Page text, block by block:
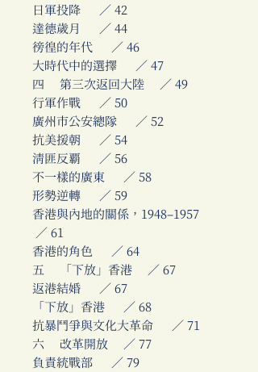
日軍投降 ／ 42
達德歲月 ／ 44
徬徨的年代 ／ 46
大時代中的選擇 ／ 47
四 第三次返回大陸 ／ 49
行軍作戰 ／ 50
廣州市公安總隊 ／ 52
抗美援朝 ／ 54
清匪反覇 ／ 56
不一樣的廣東 ／ 58
形勢逆轉 ／ 59
香港與內地的關係，1948–1957
／ 61
香港的角色 ／ 64
五 「下放」香港 ／ 67
返港結婚 ／ 67
「下放」香港 ／ 68
抗暴鬥爭與文化大革命 ／ 71
六 改革開放 ／ 77
負責統戰部 ／ 79